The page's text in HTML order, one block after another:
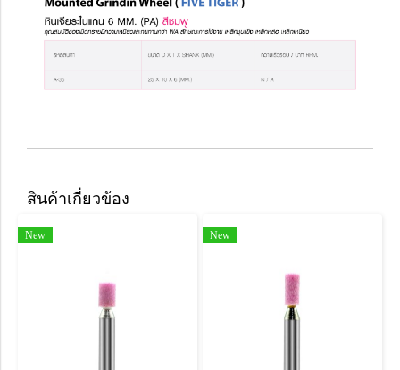
สินค้าเกี่ยวข้อง
New New